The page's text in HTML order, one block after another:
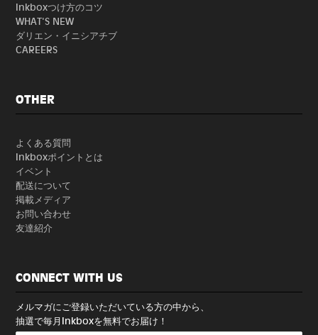
Inkboxつけ方のコツ
WHAT'S NEW
ダリエン・イニシアチブ
CAREERS
OTHER
よくある質問
Inkboxポイントとは
イベント
配送について
掲載メディア
お問い合わせ
友達紹介
CONNECT WITH US
メルマガにご登録いただいている方の中から、
抽選で毎月Inkboxを無料でお届け！